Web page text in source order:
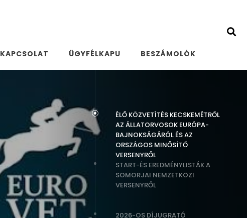
KAPCSOLAT ÜGYFÉLKAPU BESZÁMOLÓK
ÉLŐ KÖZVETÍTÉS KECSKEMÉTRŐL
AZ ÁLLATORVOSOK EURÓPA-
BAJNOKSÁGÁRÓL ÉS AZ
ORSZÁGOS MINŐSÍTŐ
VERSENYRŐL
START-ÉS EREDMÉNYLISTÁK A
SOMORJAI NEMZETKÖZI
VERSENYRŐL
2026-OS DÍJUGRATÓ